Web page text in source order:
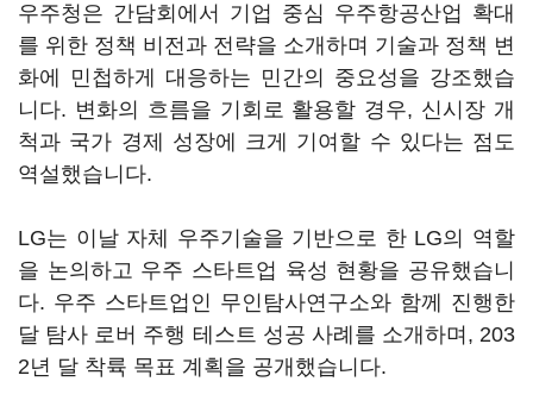
우주청은 간담회에서 기업 중심 우주항공산업 확대
를 위한 정책 비전과 전략을 소개하며 기술과 정책 변
화에 민첩하게 대응하는 민간의 중요성을 강조했습
니다. 변화의 흐름을 기회로 활용할 경우, 신시장 개
척과 국가 경제 성장에 크게 기여할 수 있다는 점도
역설했습니다.
LG는 이날 자체 우주기술을 기반으로 한 LG의 역할
을 논의하고 우주 스타트업 육성 현황을 공유했습니
다. 우주 스타트업인 무인탐사연구소와 함께 진행한
달 탐사 로버 주행 테스트 성공 사례를 소개하며, 203
2년 달 착륙 목표 계획을 공개했습니다.